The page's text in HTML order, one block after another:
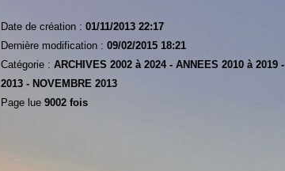
Date de création : 01/11/2013 22:17
Dernière modification : 09/02/2015 18:21
Catégorie : ARCHIVES 2002 à 2024 - ANNEES 2010 à 2019 -
2013 - NOVEMBRE 2013
Page lue 9002 fois